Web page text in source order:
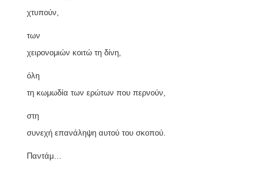
χτυπούν,
των
χειρονομιών κοιτώ τη δίνη,
όλη
τη κωμωδία των ερώτων που περνούν,
στη
συνεχή επανάληψη αυτού του σκοπού.
Παντάμ…